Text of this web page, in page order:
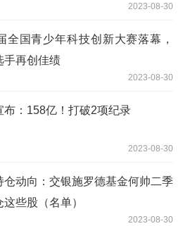
2023-08-30
全国青少年科技创新大赛落幕，
手再创佳绩
2023-08-30
布：158亿！打破2项纪录
2023-08-30
仓动向：交银施罗德基金何帅二季
这些股（名单）
2023-08-30